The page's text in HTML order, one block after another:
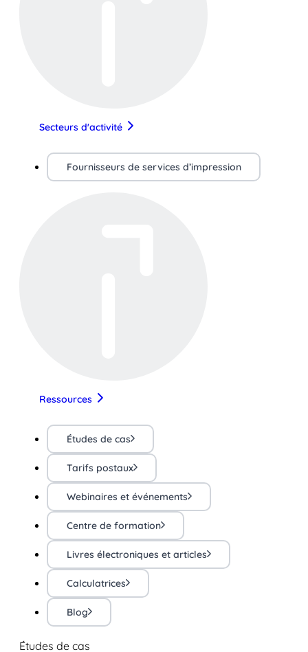
Secteurs d'activité
Fournisseurs de services d’impression
Ressources
Études de cas
Tarifs postaux
Webinaires et événements
Centre de formation
Livres électroniques et articles
Calculatrices
Blog
Études de cas